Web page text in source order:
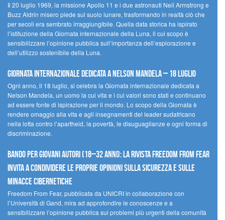
Il 20 luglio 1969, la missione Apollo 11 e i due astronauti Neil Armstrong e
Buzz Aldrin misero piede sul suolo lunare, trasformando in realtà ciò che
per secoli era sembrato irraggiungibile. Quella data storica ha ispirato
l’istituzione della Giornata internazionale della Luna, il cui scopo è
sensibilizzare l’opinione pubblica sull’importanza dell’esplorazione e
dell’utilizzo sostenibile della Luna.
Giornata internazionale dedicata a Nelson Mandela – 18 luglio
Ogni anno, il 18 luglio, si celebra la Giornata internazionale dedicata a
Nelson Mandela, un uomo la cui vita e i cui valori sono stati e continuano
ad essere fonte di ispirazione per il mondo. Lo scopo della Giornata è
rendere omaggio alla vita e agli insegnamenti del leader sudafricano
nella lotta contro l’apartheid, la povertà, le disuguaglianze e ogni forma di
discriminazione.
Bando per giovani autori (18–32 anni): la Rivista Freedom From Fear
invita a condividere le proprie opinioni sulla sicurezza e sulle
minacce cibernetiche
Freedom From Fear, pubblicata da UNICRI in collaborazione con
l’Università di Gand, mira ad approfondire le conoscenze e a
sensibilizzare l’opinione pubblica sui problemi più urgenti della comunità